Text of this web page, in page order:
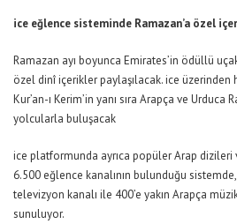
ice eğlence sisteminde Ramazan’a özel
Ramazan ayı boyunca Emirates’in ödüllü
özel dinî içerikler paylaşılacak.ice üzerinden
Kur’an-ı Kerim’in yanı sıra Arapça ve Urduca
yolcularla buluşacak
ice platformunda ayrıca popüler Arap dizileri
6.500 eğlence kanalının bulunduğu
televizyon kanalı ile 400’e yakın Arapça
sunuluyor.